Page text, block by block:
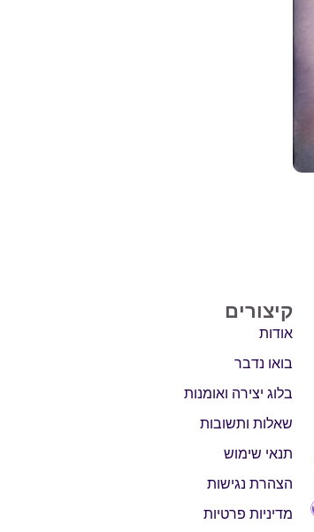
קיצורים
אודות
בואו נדבר
בלוג יצירה ואומנות
שאלות ותשובות
תנאי שימוש
הצהרת נגישות
מדיניות פרטיות